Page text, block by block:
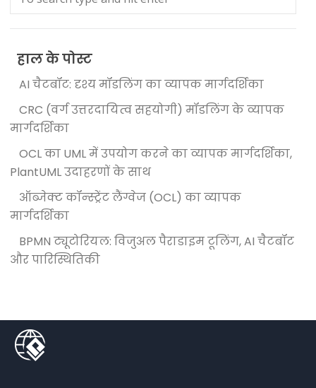
हाल के पोस्ट
AI चैटबॉट: दृश्य मॉडलिंग का व्यापक मार्गदर्शिका
CRC (वर्ग उत्तरदायित्व सहयोगी) मॉडलिंग के व्यापक
मार्गदर्शिका
OCL का UML में उपयोग करने का व्यापक मार्गदर्शिका,
PlantUML उदाहरणों के साथ
ऑब्जेक्ट कॉन्स्ट्रेंट लैंग्वेज (OCL) का व्यापक
मार्गदर्शिका
BPMN ट्यूटोरियल: विजुअल पैराडाइम टूलिंग, AI चैटबॉट
और पारिस्थितिकी